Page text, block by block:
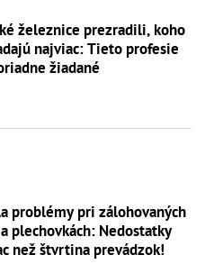
železnice prezradili, koho
najviac: Tieto profesie
žiadané
problémy pri zálohovaných
plechovkách: Nedostatky
než štvrtina prevádzok!